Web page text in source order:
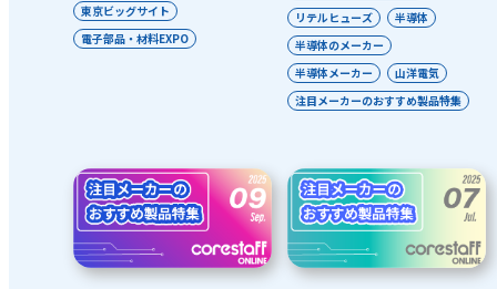
東京ビッグサイト
電子部品・材料EXPO
リテルヒューズ
半導体
半導体のメーカー
半導体メーカー
山洋電気
注目メーカーのおすすめ製品特集